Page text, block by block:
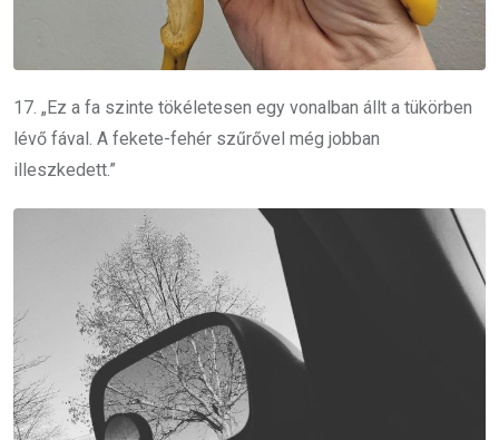
17. „Ez a fa szinte tökéletesen egy vonalban állt a tükörben
lévő fával. A fekete-fehér szűrővel még jobban
illeszkedett.”